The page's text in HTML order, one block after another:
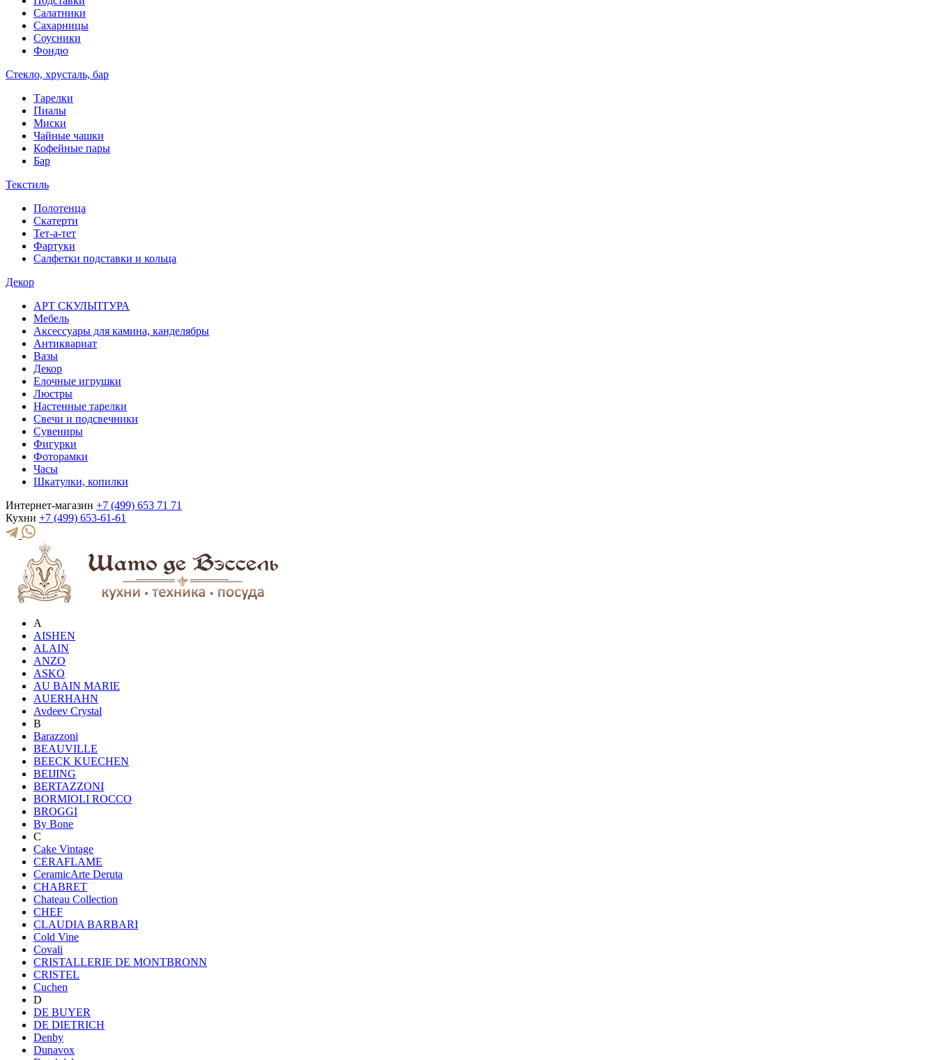
Салатники
Сахарницы
Соусники
Фондю
Стекло, хрусталь, бар
Тарелки
Пиалы
Миски
Чайные чашки
Кофейные пары
Бар
Текстиль
Полотенца
Скатерти
Тет-а-тет
Фартуки
Салфетки подставки и кольца
Декор
АРТ СКУЛЬПТУРА
Мебель
Аксессуары для камина, канделябры
Антиквариат
Вазы
Декор
Елочные игрушки
Люстры
Настенные тарелки
Свечи и подсвечники
Сувениры
Фигурки
Фоторамки
Часы
Шкатулки, копилки
Интернет-магазин +7 (499) 653 71 71
Кухни +7 (499) 653-61-61
A
AISHEN
ALAIN
ANZO
ASKO
AU BAIN MARIE
AUERHAHN
Avdeev Crystal
B
Barazzoni
BEAUVILLE
BEECK KUECHEN
BEIJING
BERTAZZONI
BORMIOLI ROCCO
BROGGI
By Bone
C
Cake Vintage
CERAFLAME
CeramicArte Deruta
CHABRET
Chateau Collection
CHEF
CLAUDIA BARBARI
Cold Vine
Covali
CRISTALLERIE DE MONTBRONN
CRISTEL
Cuchen
D
DE BUYER
DE DIETRICH
Denby
Dunavox